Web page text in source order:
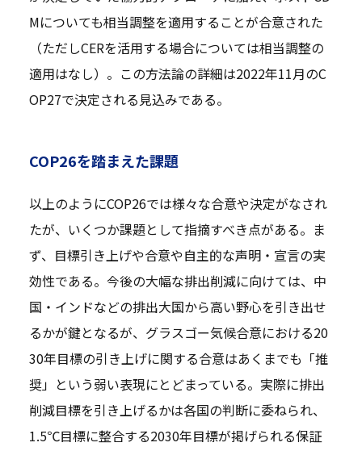
Mについても相当調整を適用することが合意された
（ただしCERを活用する場合については相当調整の
適用はなし）。この方法論の詳細は2022年11月のC
OP27で決定される見込みである。
COP26を踏まえた課題
以上のようにCOP26では様々な合意や決定がなされ
たが、いくつか課題として指摘すべき点がある。ま
ず、目標引き上げや合意や自主的な声明・宣言の実
効性である。今後の大幅な排出削減に向けては、中
国・インドなどの排出大国から高い野心を引き出せ
るかが鍵となるが、グラスゴー気候合意における20
30年目標の引き上げに関する合意はあくまでも「推
奨」という弱い表現にとどまっている。実際に排出
削減目標を引き上げるかは各国の判断に委ねられ、
1.5℃目標に整合する2030年目標が掲げられる保証